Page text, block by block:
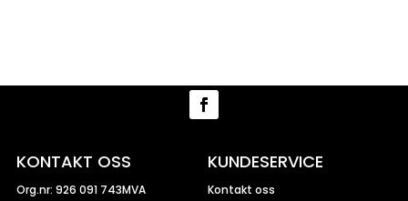
KONTAKT OSS
Org.nr: 926 091 743MVA
KUNDESERVICE
Kontakt oss